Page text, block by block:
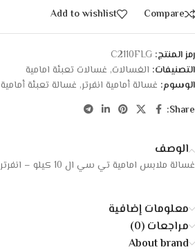
Compare
Add to wishlist
رمز المنتج: C2110FLG
التصنيفات: الغسالات, غسالات تعبئة امامية
الوسوم: غسالة أمامية انفرتر, غسالة تعبئة أمامية
Share:
الوصف
غسالة ملابس امامية تي سي ال 10 كيلو – انفرتر – سيلفر
معلومات إضافية
مراجعات (0)
About brand